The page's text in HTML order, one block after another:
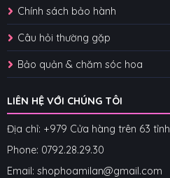
Chính sách bảo hành
Câu hỏi thường gặp
Bảo quản & chăm sóc hoa
LIÊN HỆ VỚI CHÚNG TÔI
Địa chỉ: +979 Cửa hàng trên 63 tỉnh
Phone: 0792.28.29.30
Email: shophoamilan@gmail.com